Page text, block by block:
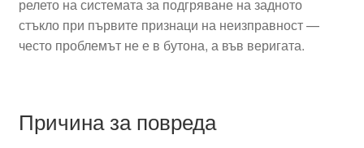
релето на системата за подгряване на задното
стъкло при първите признаци на неизправност —
често проблемът не е в бутона, а във веригата.
Причина за повреда